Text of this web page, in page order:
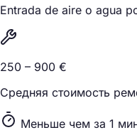
Entrada de aire o agua
250 – 900 €
Средняя стоимость
Меньше чем за 1